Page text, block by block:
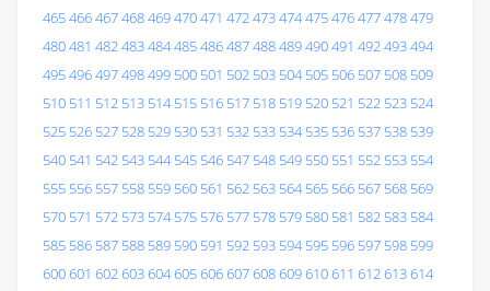
465466467468469470471 472473474475476477478479
480481 482483484485486487488489490491 492493494
495496497498499 500 501 502 503 504 505 506 507 508 509
510 511 512 513 514 515 516 517 518 519 520 521 522 523 524
525 526 527 528 529 530 531 532 533 534 535 536 537 538 539
540 541 542 543 544 545 546 547 548 549 550 551 552 553 554
555 556 557 558 559 560 561 562 563 564 565 566 567 568 569
570 571 572 573 574 575 576 577 578 579 580 581 582 583 584
585 586 587 588 589 590 591 592 593 594 595 596 597 598 599
600601 602603604605606607608609610611 612613614